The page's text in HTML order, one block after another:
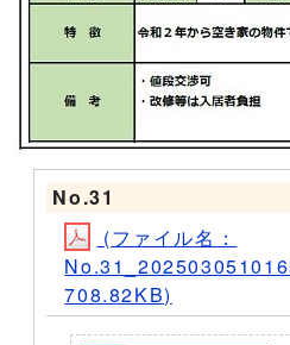
No.31
(ファイル名：
708.82KB)